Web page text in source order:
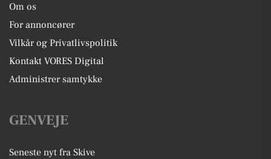
Om os
For annoncører
Vilkår og Privatlivspolitik
Kontakt VORES Digital
Administrer samtykke
GENVEJE
Seneste nyt fra Skive